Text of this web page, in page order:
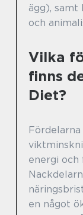
ägg), samt
och
Vilka
finns
Diet?
energi
en något